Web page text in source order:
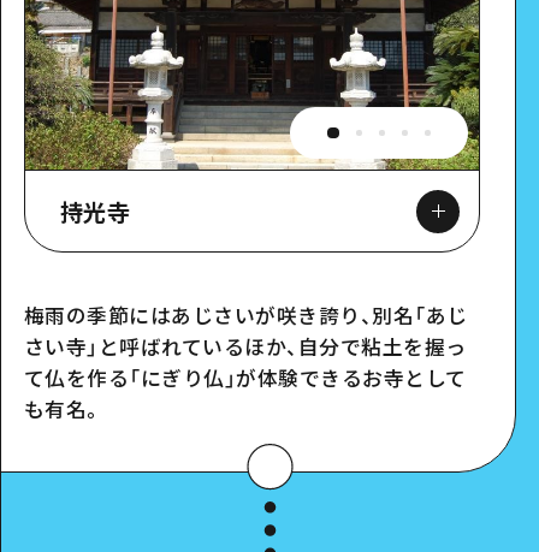
持光寺
Google Maps
梅雨の季節にはあじさいが咲き誇り、別名「あじ
さい寺」と呼ばれているほか、自分で粘土を握っ
て仏を作る「にぎり仏」が体験できるお寺として
も有名。